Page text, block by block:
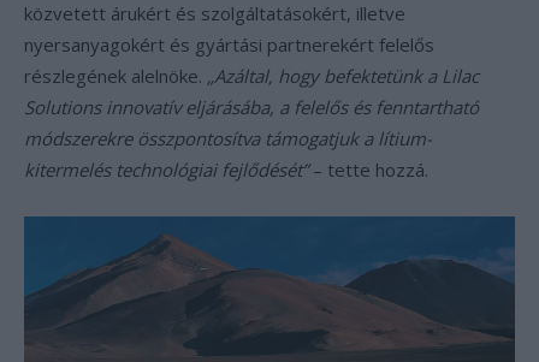
közvetett árukért és szolgáltatásokért, illetve
nyersanyagokért és gyártási partnerekért felelős
részlegének alelnöke. „Azáltal, hogy befektetünk a Lilac
Solutions innovatív eljárásába, a felelős és fenntartható
módszerekre összpontosítva támogatjuk a lítium-
kitermelés technológiai fejlődését”– tette hozzá.